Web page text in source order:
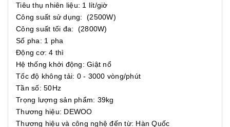
Tiêu thụ nhiên liệu: 1 lít/giờ
Công suất sử dụng: (2500W)
Công suất tối đa: (2800W)
Số pha: 1 pha
Động cơ: 4 thì
Hệ thống khởi động: Giật nổ
Tốc độ không tải: 0 - 3000 vòng/phút
Tần số: 50Hz
Trọng lượng sản phẩm: 39kg
Thương hiệu: DEWOO
Thương hiệu và công nghệ đến từ: Hàn Quốc